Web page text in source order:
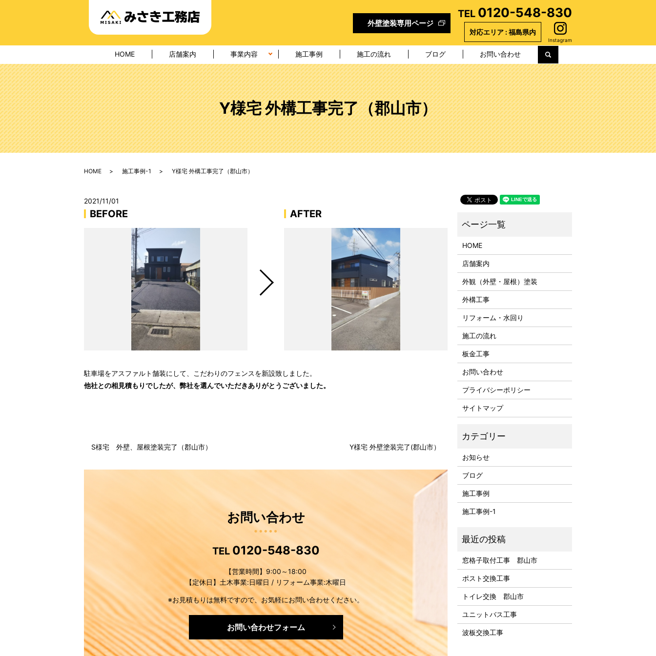
HOME 店舗案内 事業内容 施工事例 施工の流れ ブログ お問い合わせ search
外壁塗装専用ページ
TEL 0120-548-830
対応エリア : 福島県内
Instagram
Y様宅 外構工事完了（郡山市）
HOME 施工事例-1 Y様宅 外構工事完了（郡山市）
2021/11/01
BEFORE AFTER
駐車場をアスファルト舗装にして、こだわりのフェンスを新設致しました。
他社との相見積もりでしたが、弊社を選んでいただきありがとうございました。
S様宅 外壁、屋根塗装完了（郡山市） Y様宅 外壁塗装完了(郡山市）
お問い合わせ
TEL 0120-548-830
【営業時間】9:00～18:00
【定休日】土木事業:日曜日 / リフォーム事業:木曜日
※お見積もりは無料ですので、お気軽にお問い合わせください。
お問い合わせフォーム
HOME
店舗案内
外観（外壁・屋根）塗装
外構工事
リフォーム・水回り
施工の流れ
板金工事
お問い合わせ
プライバシーポリシー
サイトマップ
お知らせ
ブログ
施工事例
施工事例-1
窓格子取付工事 郡山市
ポスト交換工事
トイレ交換 郡山市
ユニットバス工事
波板交換工事